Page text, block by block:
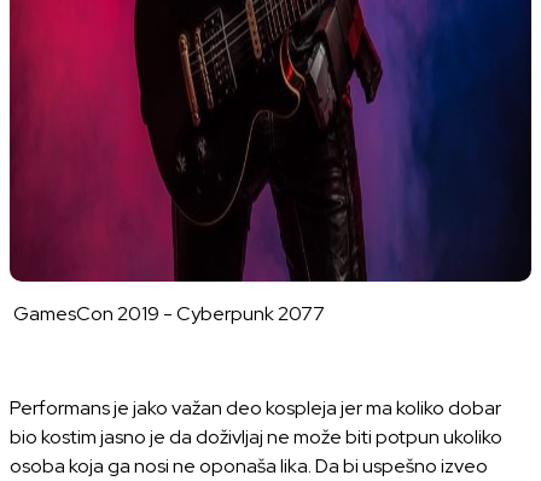
GamesCon 2019 - Cyberpunk 2077
Performans je jako važan deo kospleja jer ma koliko dobar
bio kostim jasno je da doživljaj ne može biti potpun ukoliko
osoba koja ga nosi ne oponaša lika. Da bi uspešno izveo